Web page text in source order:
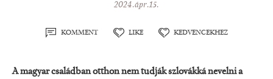
2024.ápr.15.
KOMMENT LIKE KEDVENCEKHEZ
A magyar családban otthon nem tudják szlovákká nevelni a